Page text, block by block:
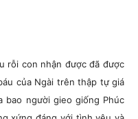
rỗi con nhận được đã được
của Ngài trên thập tự giá
bao người gieo giống Phúc